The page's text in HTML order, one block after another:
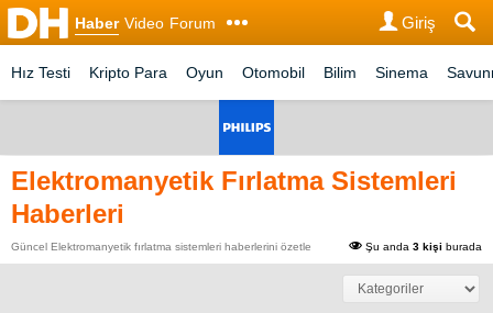
Haber Video Forum Giriş
Hız Testi Kripto Para Oyun Otomobil Bilim Sinema
Elektromanyetik Fırlatma Sistemleri
Haberleri
Güncel Elektromanyetik fırlatma sistemleri haberlerini özetle Şu anda 3 kişi burada